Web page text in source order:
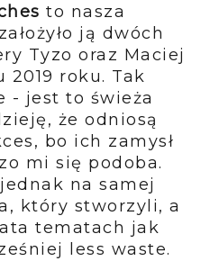
to nasza
ją dwóch
Tyzo oraz Maciej
roku. Tak
- jest to świeża
że odniosą
bo ich zamysł
mi się podoba.
na samej
który stworzyli, a
tematach jak
less waste.